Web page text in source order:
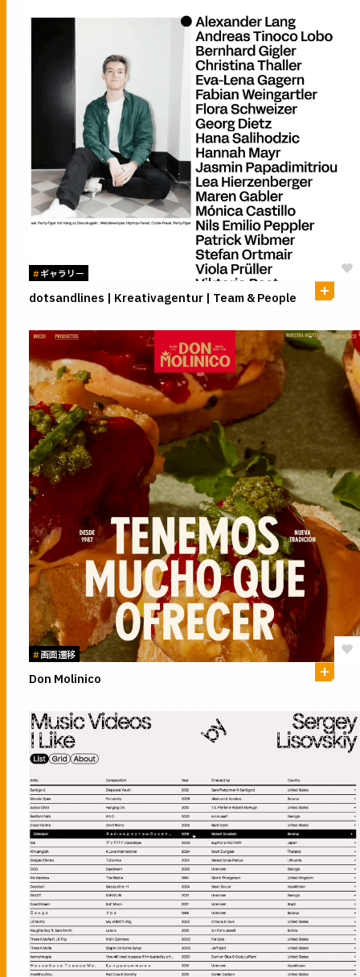
#ギャラリー
dotsandlines | Kreativagentur | Team & People
#画面遷移
Don Molinico